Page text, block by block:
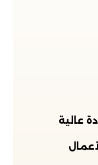
عالية